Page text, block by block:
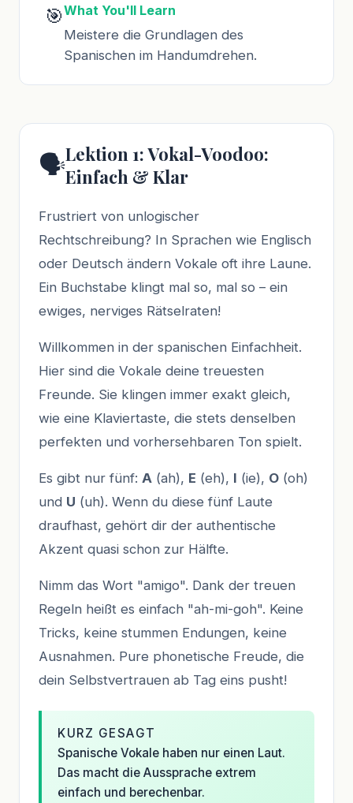
🎯What You'll Learn
Meistere die Grundlagen des
Spanischen im Handumdrehen.
🗣️Lektion 1: Vokal-Voodoo:
Einfach & Klar
Frustriert von unlogischer
Rechtschreibung? In Sprachen wie Englisch
oder Deutsch ändern Vokale oft ihre Laune.
Ein Buchstabe klingt mal so, mal so – ein
ewiges, nerviges Rätselraten!
Willkommen in der spanischen Einfachheit.
Hier sind die Vokale deine treuesten
Freunde. Sie klingen immer exakt gleich,
wie eine Klaviertaste, die stets denselben
perfekten und vorhersehbaren Ton spielt.
Es gibt nur fünf: A (ah), E (eh), I (ie), O (oh)
und U (uh). Wenn du diese fünf Laute
draufhast, gehört dir der authentische
Akzent quasi schon zur Hälfte.
Nimm das Wort "amigo". Dank der treuen
Regeln heißt es einfach "ah-mi-goh". Keine
Tricks, keine stummen Endungen, keine
Ausnahmen. Pure phonetische Freude, die
dein Selbstvertrauen ab Tag eins pusht!
KURZ GESAGT
Spanische Vokale haben nur einen Laut.
Das macht die Aussprache extrem
einfach und berechenbar.